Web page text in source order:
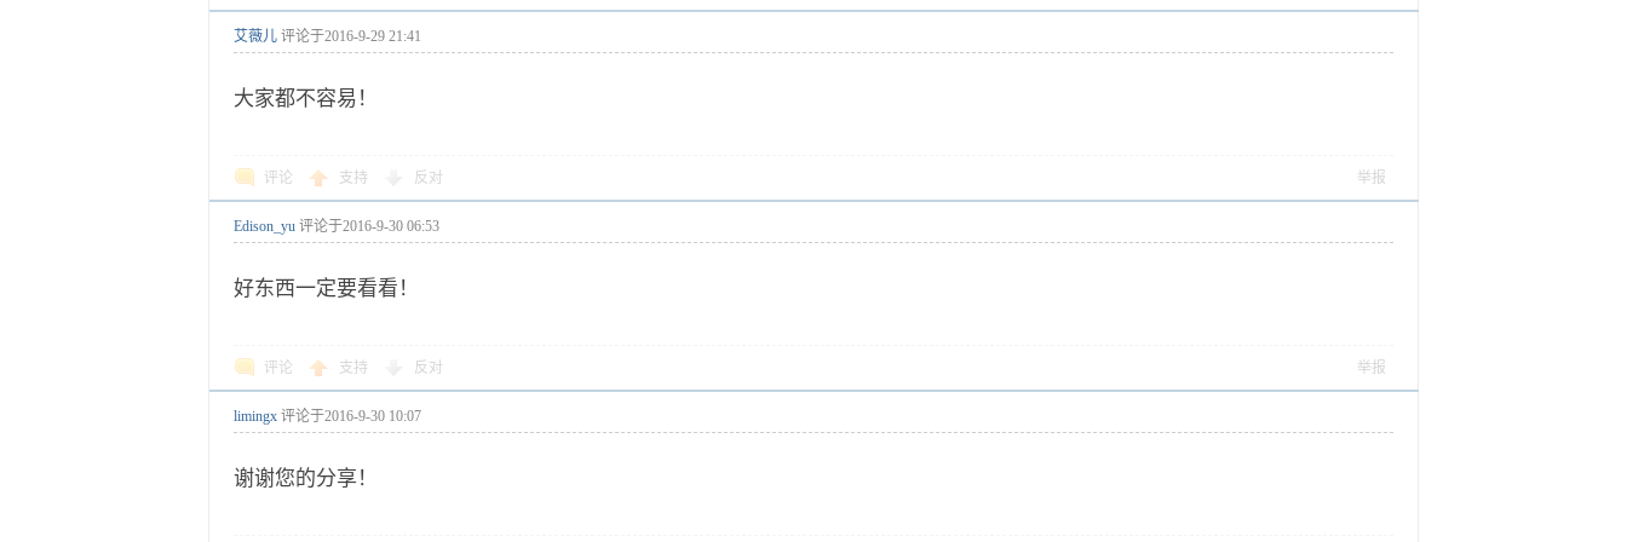
艾薇儿 评论于2016-9-29 21:41
大家都不容易！
评论 支持 反对 举报
Edison_yu 评论于2016-9-30 06:53
好东西一定要看看！
评论 支持 反对 举报
limingx 评论于2016-9-30 10:07
谢谢您的分享！